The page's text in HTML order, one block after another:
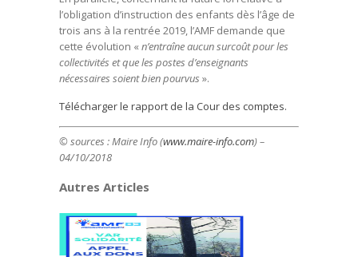
l’obligation d’instruction des enfants dès l’âge de
trois ans à la rentrée 2019, l’AMF demande que
cette évolution « n’entraîne aucun surcoût pour les
collectivités et que les postes d’enseignants
nécessaires soient bien pourvus ».
Télécharger le rapport de la Cour des comptes.
© sources : Maire Info (www.maire-info.com) –
04/10/2018
Autres Articles